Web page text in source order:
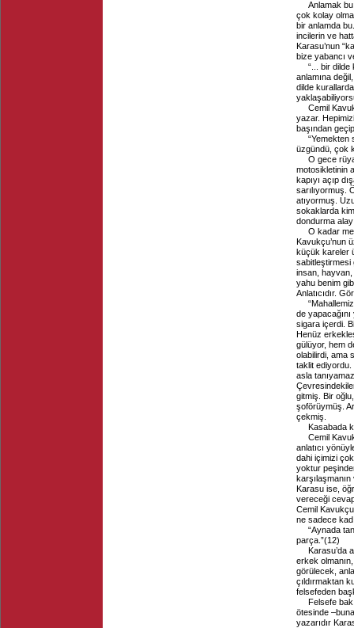
Anlamak
çok kolay
bir anlamda
incilerin ve
Karasu’nun
bize yabancı
“... bir dilde
anlamına
dilde
Cemil
yazar.
başından
“Yemekten
üzgündü, çok
O gece
motosikletinin
kapıyı açıp
sarılıyormuş.
atıyormuş.
sokaklarda
dondurma
O kadar
Kavukçu’nun
küçük kareler
sabitleştirmesi
insan, hayvan,
yahu benim
Anlatıcıdır.
de
sigara içerdi.
Henüz
gülüyor, hem
olabilirdi, ama
taklit ediyordu.
asla
gitmiş. Bir
şoförüymüş.
çekmiş.
Kasabada
Cemil
anlatıcı
dahi içimizi çok
yoktur
Karasu ise,
vereceği
Cemil
ne sadece
“Aynada
parça.”(12)
Karasu’da
erkek
görülecek,
çıldırmaktan
felsefeden
Felsefe
ötesinde
yazarıdır